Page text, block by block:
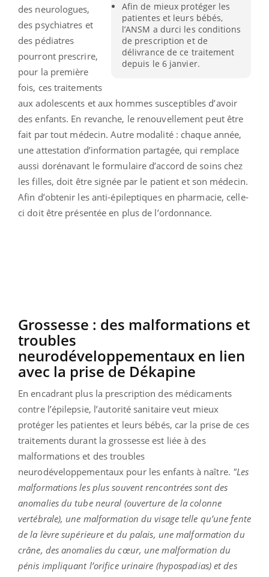
Afin de mieux protéger les
patientes et leurs bébés,
l’ANSM a durci les conditions
de prescription et de
délivrance de ce traitement
depuis le 6 janvier.
des neurologues,
des psychiatres et
des pédiatres
pourront prescrire,
pour la première
fois, ces traitements
aux adolescents et aux hommes susceptibles d’avoir
des enfants. En revanche, le renouvellement peut être
fait par tout médecin. Autre modalité : chaque année,
une attestation d’information partagée, qui remplace
aussi dorénavant le formulaire d’accord de soins chez
les filles, doit être signée par le patient et son médecin.
Afin d’obtenir les anti-épileptiques en pharmacie, celle-
ci doit être présentée en plus de l’ordonnance.
Grossesse : des malformations et
troubles
neurodéveloppementaux en lien
avec la prise de Dékapine
En encadrant plus la prescription des médicaments
contre l’épilepsie, l’autorité sanitaire veut mieux
protéger les patientes et leurs bébés, car la prise de ces
traitements durant la grossesse est liée à des
malformations et des troubles
neurodéveloppementaux pour les enfants à naître. "Les
malformations les plus souvent rencontrées sont des
anomalies du tube neural (ouverture de la colonne
vertébrale), une malformation du visage telle qu’une fente
de la lèvre supérieure et du palais, une malformation du
crâne, des anomalies du cœur, une malformation du
pénis impliquant l’orifice urinaire (hypospadias) et des